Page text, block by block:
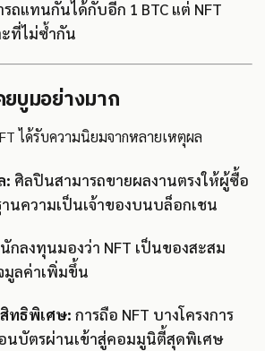
รถแทนกันได้กับอีก 1 BTC แต่ NFT
ที่ไม่ซ้ำกัน
ยบูมอย่างมาก
ได้รับความนิยมจากหลายเหตุผล
: ศิลปินสามารถขายผลงานตรงให้ผู้ซื้อ
นความเป็นเจ้าของบนบล็อกเชน
นักลงทุนมองว่า NFT เป็นของสะสม
ลค่าเพิ่มขึ้น
ทธิพิเศษ: การถือ NFT บางโครงการ
นบัตรผ่านเข้าสู่คอมมูนิตี้สุดพิเศษ